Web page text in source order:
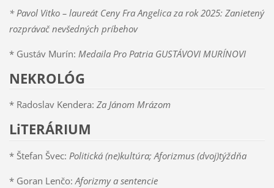
* Pavol Vitko – laureát Ceny Fra Angelica za rok 2025: Zanietený
rozprávač nevšedných príbehov
* Gustáv Murín: Medaila Pro Patria GUSTÁVOVI MURÍNOVI
NEKROLÓG
* Radoslav Kendera: Za Jánom Mrázom
LiTERÁRIUM
* Štefan Švec: Politická (ne)kultúra; Aforizmus (dvoj)týždňa
* Goran Lenčo:Aforizmy a sentencie